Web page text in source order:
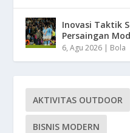
Inovasi Taktik
Persaingan
6, Agu 2026 | Bola
AKTIVITAS OUTDOOR
BISNIS MODERN